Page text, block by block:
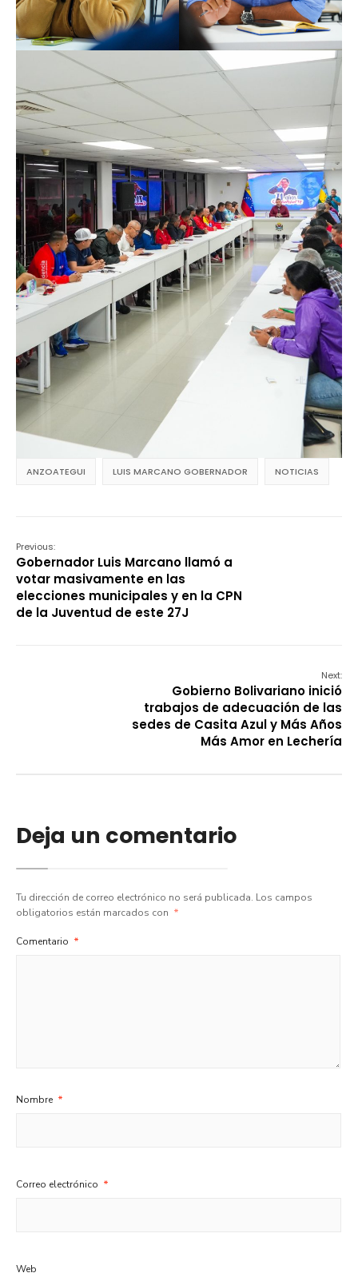
ANZOATEGUI LUIS MARCANO GOBERNADOR NOTICIAS
Previous:
Gobernador Luis Marcano llamó a
votar masivamente en las
elecciones municipales y en la CPN
de la Juventud de este 27J
Next:
Gobierno Bolivariano inició
trabajos de adecuación de las
sedes de Casita Azul y Más Años
Más Amor en Lechería
Deja un comentario
Tu dirección de correo electrónico no será publicada. Los campos
obligatorios están marcados con *
Comentario *
Nombre *
Correo electrónico *
Web